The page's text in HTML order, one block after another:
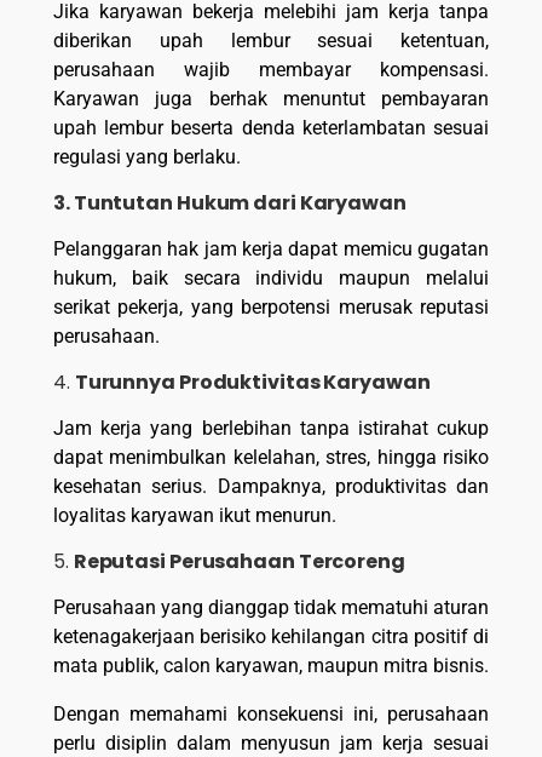
Jika karyawan bekerja melebihi jam kerja tanpa
diberikan upah lembur sesuai ketentuan,
perusahaan wajib membayar kompensasi.
Karyawan juga berhak menuntut pembayaran
upah lembur beserta denda keterlambatan sesuai
regulasi yang berlaku.
3. Tuntutan Hukum dari Karyawan
Pelanggaran hak jam kerja dapat memicu gugatan
hukum, baik secara individu maupun melalui
serikat pekerja, yang berpotensi merusak reputasi
perusahaan.
4. Turunnya Produktivitas Karyawan
Jam kerja yang berlebihan tanpa istirahat cukup
dapat menimbulkan kelelahan, stres, hingga risiko
kesehatan serius. Dampaknya, produktivitas dan
loyalitas karyawan ikut menurun.
5. Reputasi Perusahaan Tercoreng
Perusahaan yang dianggap tidak mematuhi aturan
ketenagakerjaan berisiko kehilangan citra positif di
mata publik, calon karyawan, maupun mitra bisnis.
Dengan memahami konsekuensi ini, perusahaan
perlu disiplin dalam menyusun jam kerja sesuai